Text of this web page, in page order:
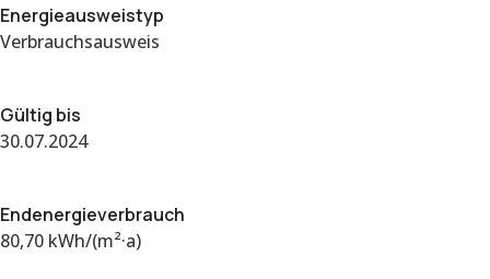
Energie­ausweistyp
Verbrauchsausweis
Gültig bis
30.07.2024
Endenergieverbrauch
80,70 kWh/(m²·a)